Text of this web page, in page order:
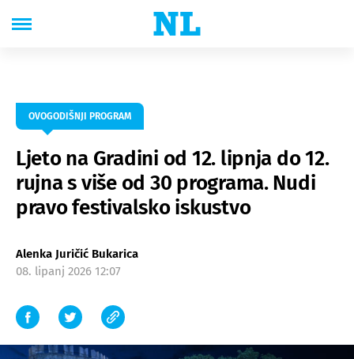
OVOGODIŠNJI PROGRAM
Ljeto na Gradini od 12. lipnja do 12.
rujna s više od 30 programa. Nudi
pravo festivalsko iskustvo
Alenka Juričić Bukarica
08. lipanj 2026 12:07